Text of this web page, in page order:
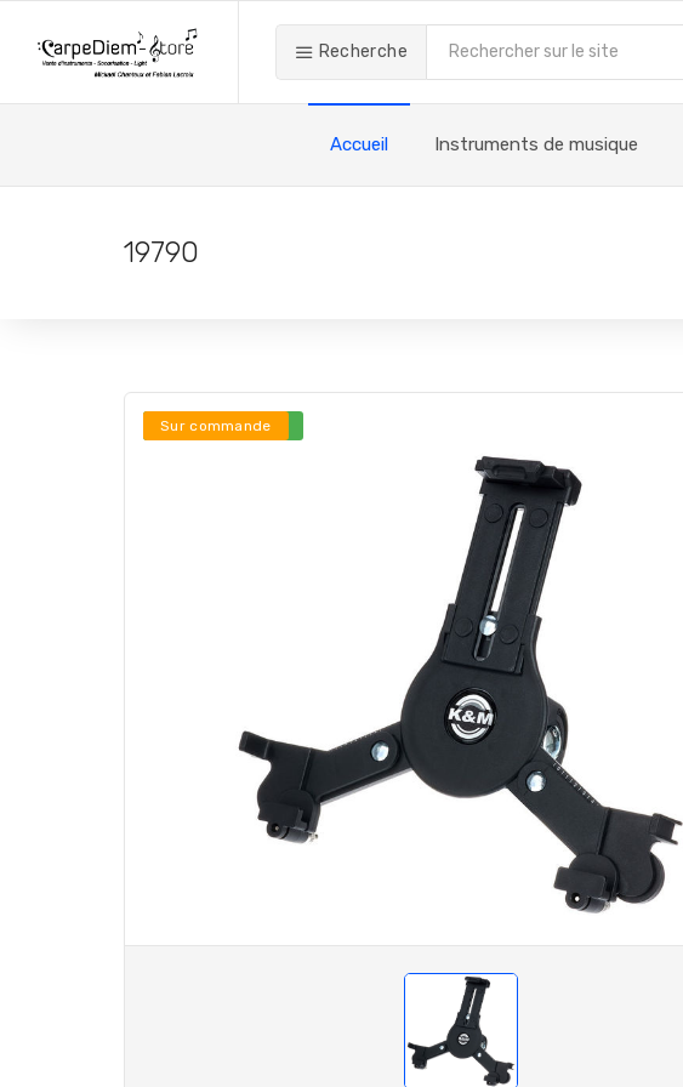
Recherche
Accueil Instruments de musique
19790
Stock en ligne ***
Sur commande